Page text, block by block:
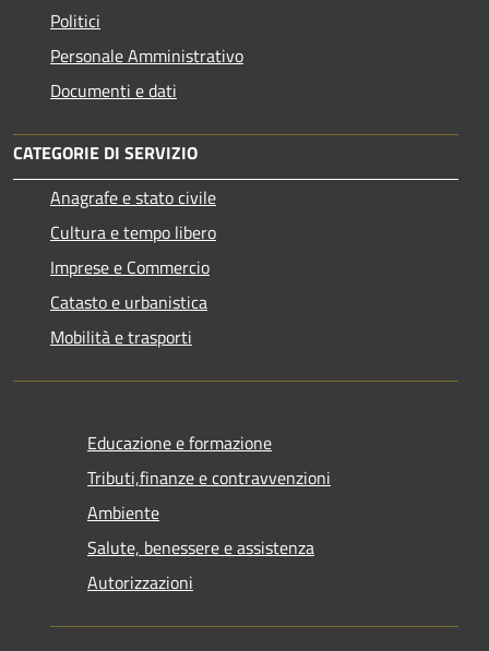
Politici
Personale Amministrativo
Documenti e dati
CATEGORIE DI SERVIZIO
Anagrafe e stato civile
Cultura e tempo libero
Imprese e Commercio
Catasto e urbanistica
Mobilità e trasporti
Educazione e formazione
Tributi,finanze e contravvenzioni
Ambiente
Salute, benessere e assistenza
Autorizzazioni